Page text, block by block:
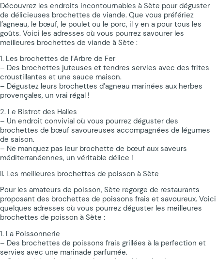
Découvrez les endroits incontournables à Sète pour déguster
de délicieuses brochettes de viande. Que vous préfériez
l’agneau, le bœuf, le poulet ou le porc, il y en a pour tous les
goûts. Voici les adresses où vous pourrez savourer les
meilleures brochettes de viande à Sète :
1. Les brochettes de l’Arbre de Fer
– Des brochettes juteuses et tendres servies avec des frites
croustillantes et une sauce maison.
– Dégustez leurs brochettes d’agneau marinées aux herbes
provençales, un vrai régal !
2. Le Bistrot des Halles
– Un endroit convivial où vous pourrez déguster des
brochettes de bœuf savoureuses accompagnées de légumes
de saison.
– Ne manquez pas leur brochette de bœuf aux saveurs
méditerranéennes, un véritable délice !
II. Les meilleures brochettes de poisson à Sète
Pour les amateurs de poisson, Sète regorge de restaurants
proposant des brochettes de poissons frais et savoureux. Voici
quelques adresses où vous pourrez déguster les meilleures
brochettes de poisson à Sète :
1. La Poissonnerie
– Des brochettes de poissons frais grillées à la perfection et
servies avec une marinade parfumée.